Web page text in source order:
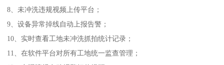
8、未冲洗违规视频上传平台；
9、设备异常掉线自动上报告警；
10、实时查看工地未冲洗抓拍统计记录；
11、在软件平台对所有工地统一监查管理；